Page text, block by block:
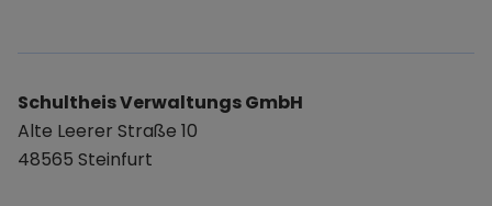
Schultheis Verwaltungs GmbH
Alte Leerer Straße 10
48565 Steinfurt